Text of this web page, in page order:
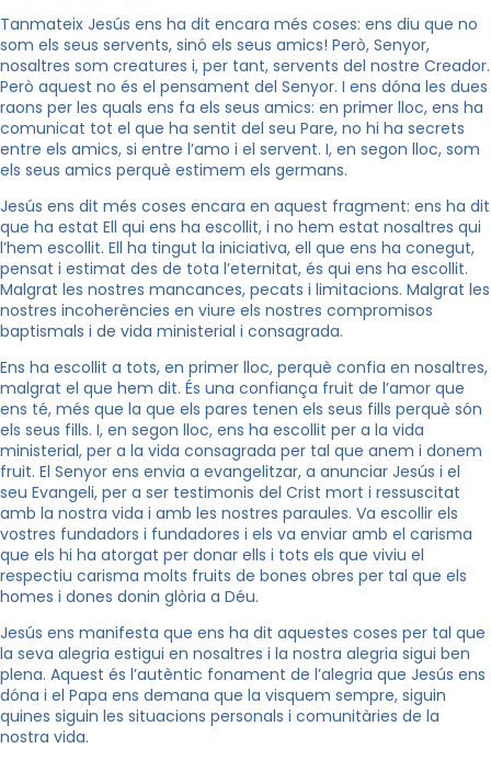
Tanmateix Jesús ens ha dit encara més coses: ens diu que no
som els seus servents, sinó els seus amics! Però, Senyor,
nosaltres som creatures i, per tant, servents del nostre Creador.
Però aquest no és el pensament del Senyor. I ens dóna les dues
raons per les quals ens fa els seus amics: en primer lloc, ens ha
comunicat tot el que ha sentit del seu Pare, no hi ha secrets
entre els amics, si entre l’amo i el servent. I, en segon lloc, som
els seus amics perquè estimem els germans.
Jesús ens dit més coses encara en aquest fragment: ens ha dit
que ha estat Ell qui ens ha escollit, i no hem estat nosaltres qui
l’hem escollit. Ell ha tingut la iniciativa, ell que ens ha conegut,
pensat i estimat des de tota l’eternitat, és qui ens ha escollit.
Malgrat les nostres mancances, pecats i limitacions. Malgrat les
nostres incoherències en viure els nostres compromisos
baptismals i de vida ministerial i consagrada.
Ens ha escollit a tots, en primer lloc, perquè confia en nosaltres,
malgrat el que hem dit. És una confiança fruit de l’amor que
ens té, més que la que els pares tenen els seus fills perquè són
els seus fills. I, en segon lloc, ens ha escollit per a la vida
ministerial, per a la vida consagrada per tal que anem i donem
fruit. El Senyor ens envia a evangelitzar, a anunciar Jesús i el
seu Evangeli, per a ser testimonis del Crist mort i ressuscitat
amb la nostra vida i amb les nostres paraules. Va escollir els
vostres fundadors i fundadores i els va enviar amb el carisma
que els hi ha atorgat per donar ells i tots els que viviu el
respectiu carisma molts fruits de bones obres per tal que els
homes i dones donin glòria a Déu.
Jesús ens manifesta que ens ha dit aquestes coses per tal que
la seva alegria estigui en nosaltres i la nostra alegria sigui ben
plena. Aquest és l’autèntic fonament de l’alegria que Jesús ens
dóna i el Papa ens demana que la visquem sempre, siguin
quines siguin les situacions personals i comunitàries de la
nostra vida.